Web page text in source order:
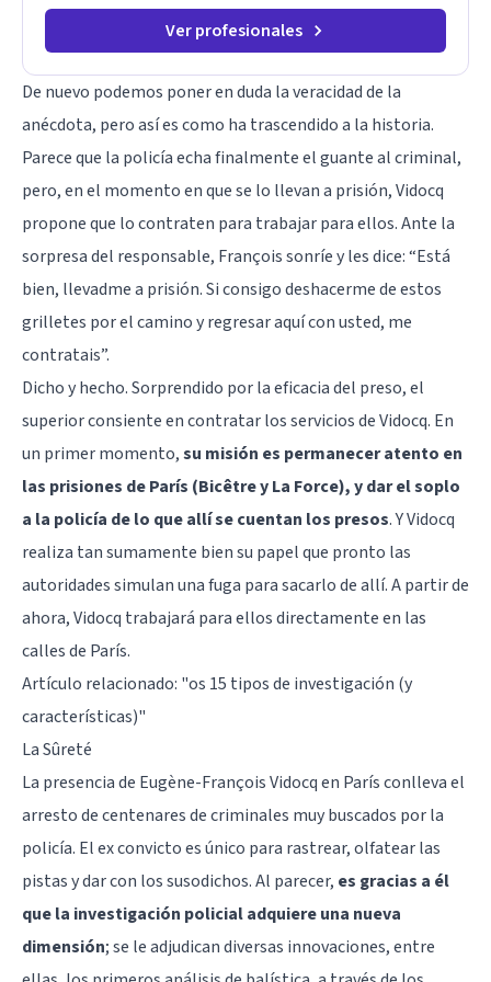
Ver profesionales
De nuevo podemos poner en duda la veracidad de la
anécdota, pero así es como ha trascendido a la historia.
Parece que la policía echa finalmente el guante al criminal,
pero, en el momento en que se lo llevan a prisión, Vidocq
propone que lo contraten para trabajar para ellos. Ante la
sorpresa del responsable, François sonríe y les dice: “Está
bien, llevadme a prisión. Si consigo deshacerme de estos
grilletes por el camino y regresar aquí con usted, me
contratais”.
Dicho y hecho. Sorprendido por la eficacia del preso, el
superior consiente en contratar los servicios de Vidocq. En
un primer momento,su misión es permanecer atento en
las prisiones de París (Bicêtre y La Force), y dar el soplo
a la policía de lo que allí se cuentan los presos. Y Vidocq
realiza tan sumamente bien su papel que pronto las
autoridades simulan una fuga para sacarlo de allí. A partir de
ahora, Vidocq trabajará para ellos directamente en las
calles de París.
Artículo relacionado: "os 15 tipos de investigación (y
características)"
La Sûreté
La presencia de Eugène-François Vidocq en París conlleva el
arresto de centenares de criminales muy buscados por la
policía. El ex convicto es único para rastrear, olfatear las
pistas y dar con los susodichos. Al parecer, es gracias a él
que la investigación policial adquiere una nueva
dimensión; se le adjudican diversas innovaciones, entre